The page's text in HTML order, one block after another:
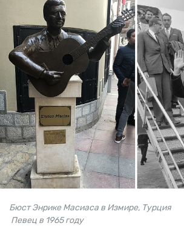
Бюст Энрике Масиаса в
Певец в 1965 году